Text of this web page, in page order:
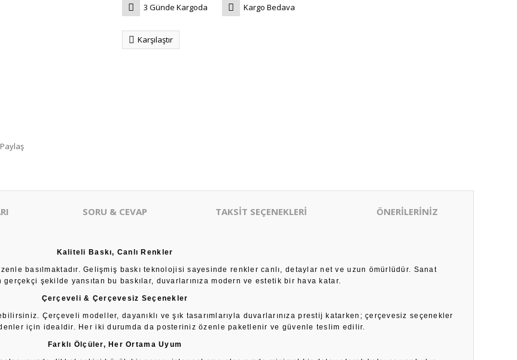
Paylaş
3 Günde Kargoda Kargo Bedava
Karşılaştır
SORU & CEVAP TAKSİT SEÇENEKLERİ ÖNERİLERİNİZ
Kaliteli Baskı, Canlı Renkler
basılmaktadır. Gelişmiş baskı teknolojisi sayesinde renkler canlı, detaylar net ve uzun ömürlüdür. Sanat
gerçekçi şekilde yansıtan bu baskılar, duvarlarınıza modern ve estetik bir hava katar.
Çerçeveli & Çerçevesiz Seçenekler
Çerçeveli modeller, dayanıklı ve şık tasarımlarıyla duvarlarınıza prestij katarken; çerçevesiz seçenekler
için idealdir. Her iki durumda da posteriniz özenle paketlenir ve güvenle teslim edilir.
Farklı Ölçüler, Her Ortama Uyum